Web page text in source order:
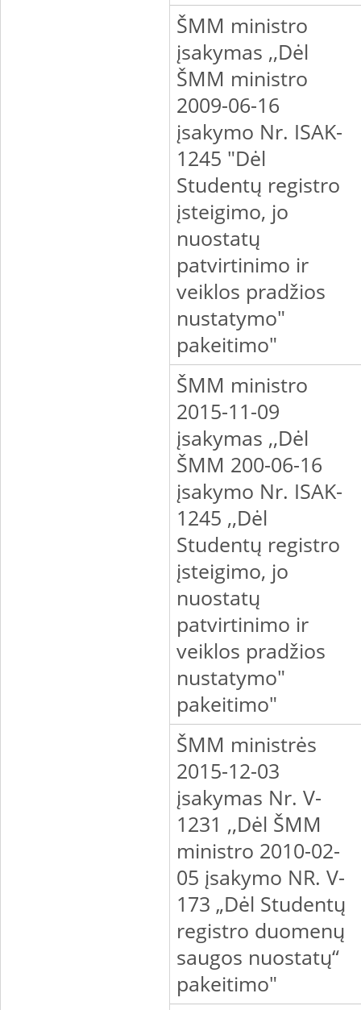
ŠMM ministro
įsakymas ,,Dėl
ŠMM ministro
2009-06-16
įsakymo Nr. ISAK-
1245 "Dėl
Studentų registro
įsteigimo, jo
nuostatų
patvirtinimo ir
veiklos pradžios
nustatymo"
pakeitimo"
ŠMM ministro
2015-11-09
įsakymas ,,Dėl
ŠMM 200-06-16
įsakymo Nr. ISAK-
1245 ,,Dėl
Studentų registro
įsteigimo, jo
nuostatų
patvirtinimo ir
veiklos pradžios
nustatymo"
pakeitimo"
ŠMM ministrės
2015-12-03
įsakymas Nr. V-
1231 ,,Dėl ŠMM
ministro 2010-02-
05 įsakymo NR. V-
173 „Dėl Studentų
registro duomenų
saugos nuostatų“
pakeitimo"